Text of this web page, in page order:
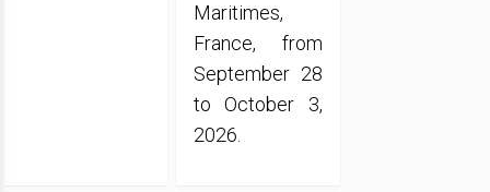
Maritimes,
France, from
September 28
to October 3,
2026.